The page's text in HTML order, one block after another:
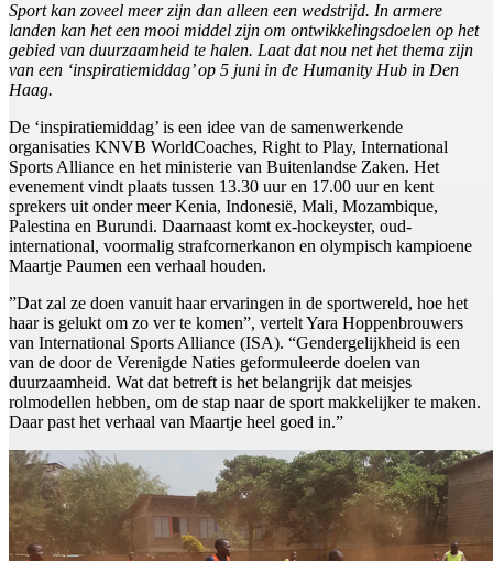
Sport kan zoveel meer zijn dan alleen een wedstrijd. In armere
landen kan het een mooi middel zijn om ontwikkelingsdoelen op het
gebied van duurzaamheid te halen. Laat dat nou net het thema zijn
van een ‘inspiratiemiddag’ op 5 juni in de Humanity Hub in Den
Haag.
De ‘inspiratiemiddag’ is een idee van de samenwerkende
organisaties KNVB WorldCoaches, Right to Play, International
Sports Alliance en het ministerie van Buitenlandse Zaken. Het
evenement vindt plaats tussen 13.30 uur en 17.00 uur en kent
sprekers uit onder meer Kenia, Indonesië, Mali, Mozambique,
Palestina en Burundi. Daarnaast komt ex-hockeyster, oud-
international, voormalig strafcornerkanon en olympisch kampioene
Maartje Paumen een verhaal houden.
”Dat zal ze doen vanuit haar ervaringen in de sportwereld, hoe het
haar is gelukt om zo ver te komen”, vertelt Yara Hoppenbrouwers
van International Sports Alliance (ISA). “Gendergelijkheid is een
van de door de Verenigde Naties geformuleerde doelen van
duurzaamheid. Wat dat betreft is het belangrijk dat meisjes
rolmodellen hebben, om de stap naar de sport makkelijker te maken.
Daar past het verhaal van Maartje heel goed in.”